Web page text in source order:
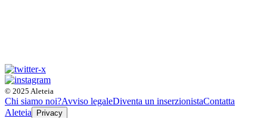
© 2025 Aleteia
Chi siamo noi?Avviso legaleDiventa un inserzionistaContatta
Aleteia
Privacy